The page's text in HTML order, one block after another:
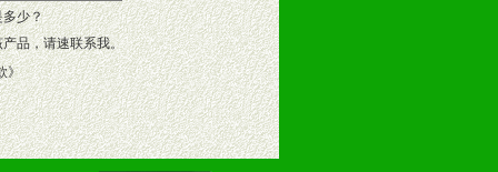
多少？
品，请速联系我。
》